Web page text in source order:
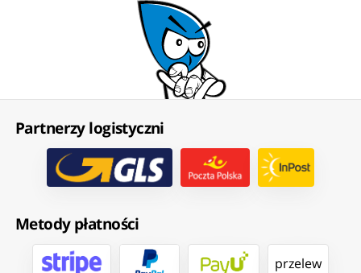
Partnerzy logistyczni
Metody płatności
przelew